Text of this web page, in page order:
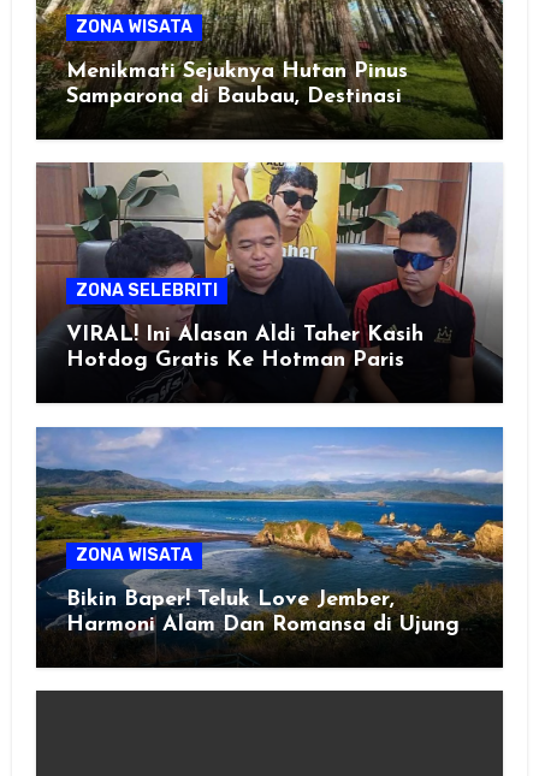
ZONA WISATA
Menikmati Sejuknya Hutan Pinus
Samparona di Baubau, Destinasi
Healing Favorit!
ZONA SELEBRITI
VIRAL! Ini Alasan Aldi Taher Kasih
Hotdog Gratis Ke Hotman Paris
ZONA WISATA
Bikin Baper! Teluk Love Jember,
Harmoni Alam Dan Romansa di Ujung
Selatan Jawa